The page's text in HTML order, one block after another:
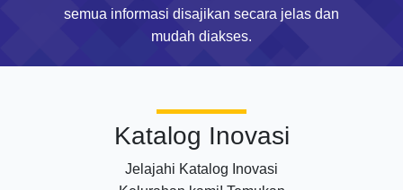
semua informasi disajikan secara jelas dan
mudah diakses.
Katalog Inovasi
Jelajahi Katalog Inovasi